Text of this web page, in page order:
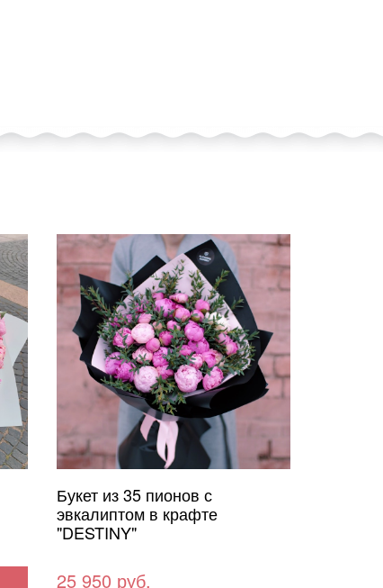
Букет из 35 пионов с
эвкалиптом в крафте
"DESTINY"
25 950 руб.